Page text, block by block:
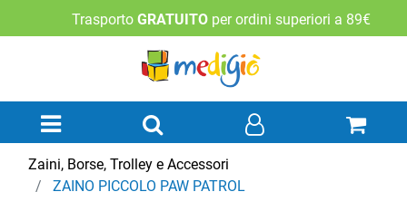
Trasporto GRATUITO per ordini superiori a 89€
Open menu
Zaini, Borse, Trolley e Accessori
ZAINO PICCOLO PAW PATROL